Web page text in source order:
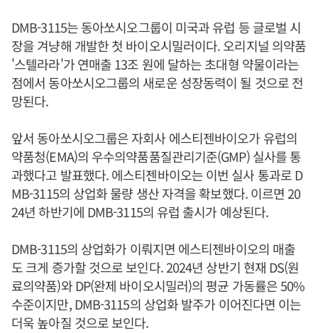
DMB-3115는 동아쏘시오그룹이 미국과 유럽 등 글로벌 시
장을 겨냥해 개발한 첫 바이오시밀러이다. 오리지널 의약품
'스텔라라'가 연매출 13조 원에 달하는 초대형 약물이라는
점에서 동아쏘시오그룹의 새로운 성장동력이 될 것으로 전
망된다.
앞서 동아쏘시오그룹은 자회사 에스티젠바이오가 유럽의
약품청(EMA)의 우수의약품품질관리기준(GMP) 실사를 통
과했다고 발표했다. 에스티젠바이오는 이번 실사 통과로 D
MB-3115의 상업화 물량 생산 자격을 확보했다. 이르면 20
24년 하반기에 DMB-3115의 유럽 출시가 예상된다.
DMB-3115의 상업화가 이뤄지면 에스티젠바이오의 매출
도 크게 증가할 것으로 보인다. 2024년 상반기 현재 DS(원
료의약품)와 DP(완제 바이오시밀러)의 평균 가동률은 50%
수준이지만, DMB-3115의 상업화 발주가 이어진다면 이는
더욱 높아질 것으로 보인다.